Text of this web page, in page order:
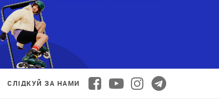
СЛІДКУЙ ЗА НАМИ